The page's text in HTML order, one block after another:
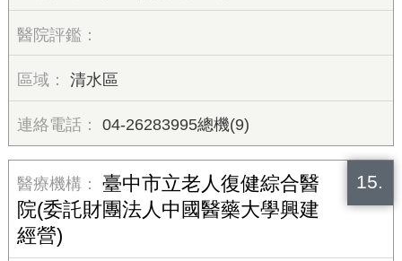
清水區
04-26283995總機(9)
15.
臺中市立老人復健綜合醫
院(委託財團法人中國醫藥大學興建
經營)